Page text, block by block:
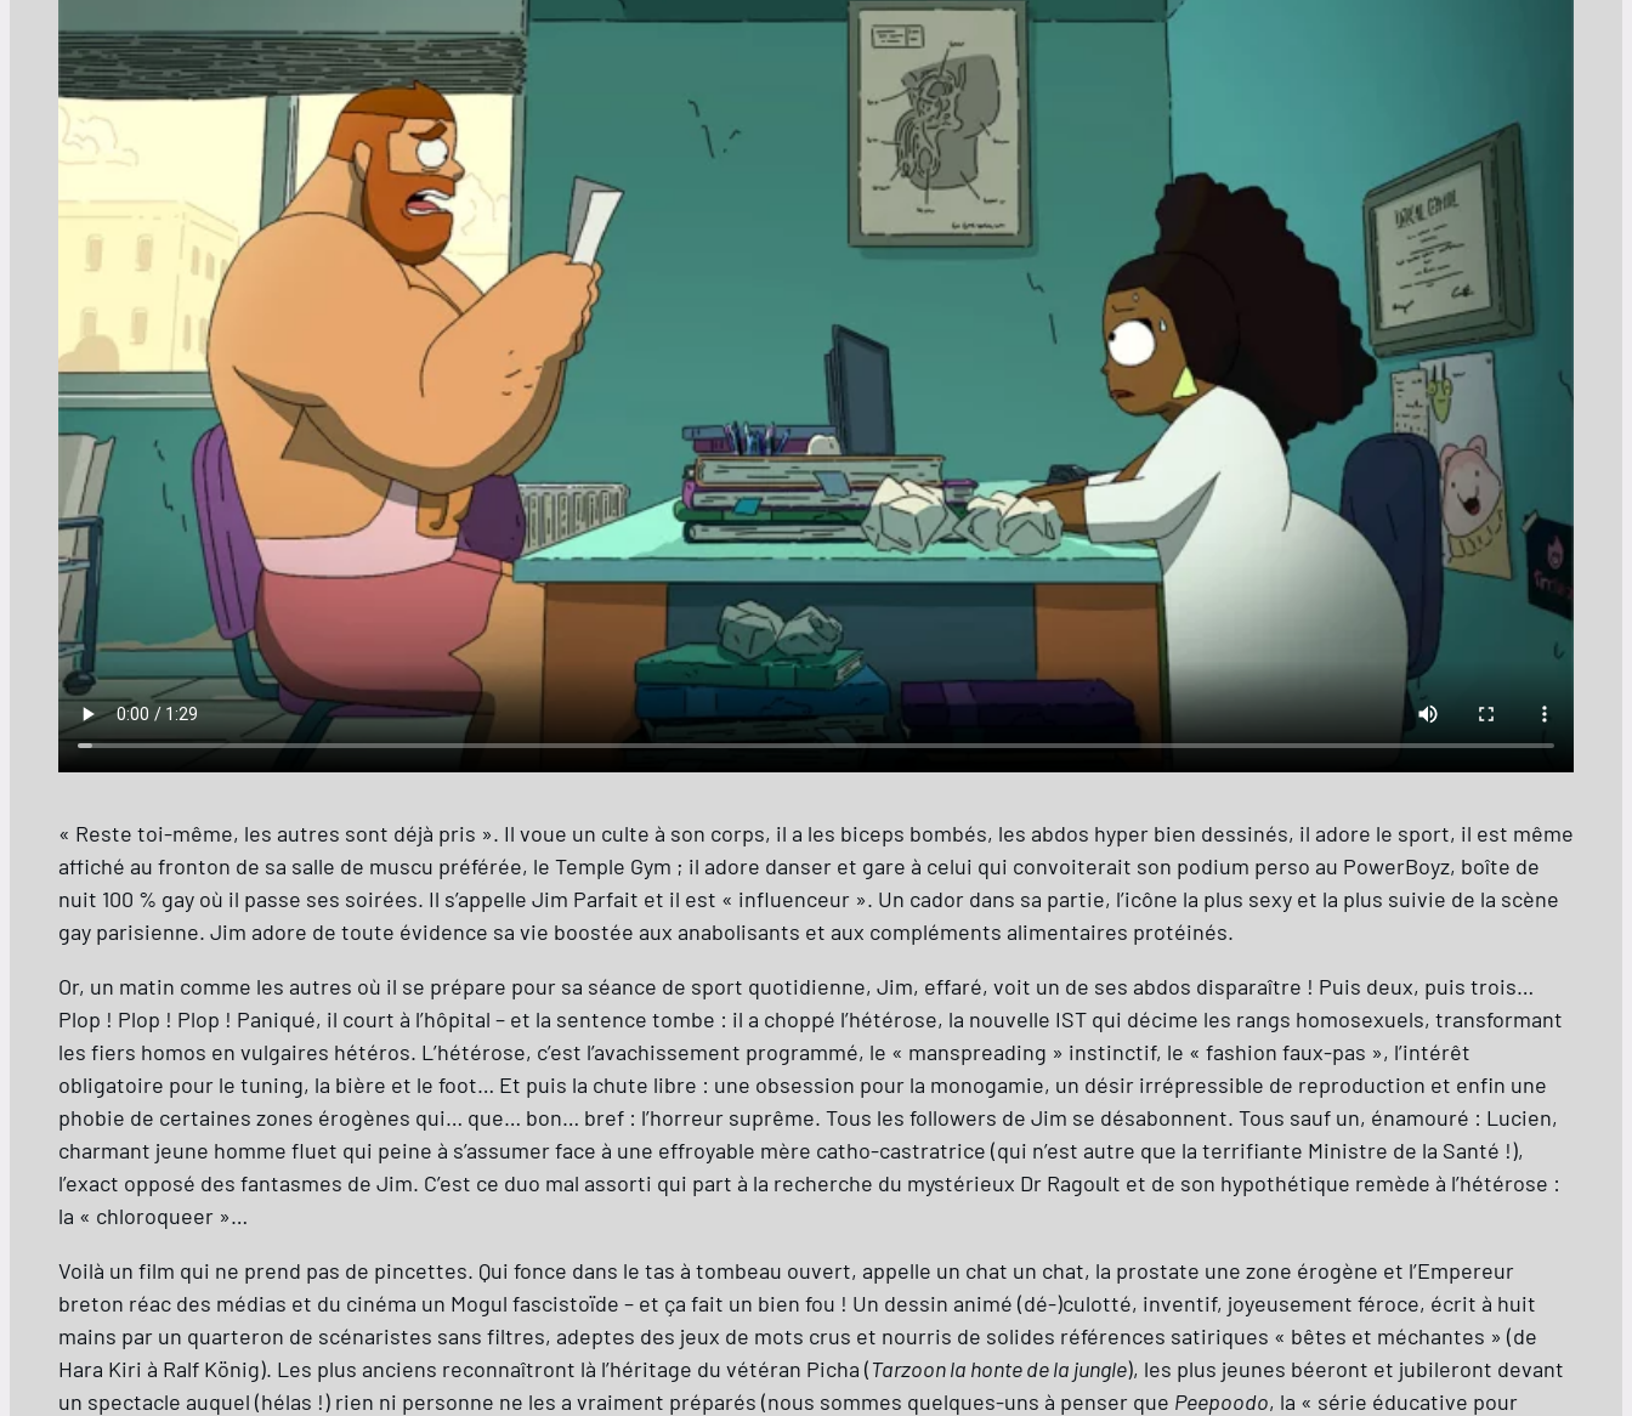
19:05 Dernière séance
« Reste toi-même, les autres sont déjà pris ». Il voue un culte à son corps, il a les biceps bombés, les abdos hyper bien dessinés, il adore le sport, il est même
affiché au fronton de sa salle de muscu préférée, le Temple Gym ; il adore danser et gare à celui qui convoiterait son podium perso au PowerBoyz, boîte de
nuit 100 % gay où il passe ses soirées. Il s’appelle Jim Parfait et il est « influenceur ». Un cador dans sa partie, l’icône la plus sexy et la plus suivie de la scène
gay parisienne. Jim adore de toute évidence sa vie boostée aux anabolisants et aux compléments alimentaires protéinés.
Or, un matin comme les autres où il se prépare pour sa séance de sport quotidienne, Jim, effaré, voit un de ses abdos disparaître ! Puis deux, puis trois…
Plop ! Plop ! Plop ! Paniqué, il court à l’hôpital – et la sentence tombe : il a choppé l’hétérose, la nouvelle IST qui décime les rangs homosexuels, transformant
les fiers homos en vulgaires hétéros. L’hétérose, c’est l’avachissement programmé, le « manspreading » instinctif, le « fashion faux-pas », l’intérêt
obligatoire pour le tuning, la bière et le foot… Et puis la chute libre : une obsession pour la monogamie, un désir irrépressible de reproduction et enfin une
phobie de certaines zones érogènes qui… que… bon… bref : l’horreur suprême. Tous les followers de Jim se désabonnent. Tous sauf un, énamouré : Lucien,
charmant jeune homme fluet qui peine à s’assumer face à une effroyable mère catho-castratrice (qui n’est autre que la terrifiante Ministre de la Santé !),
l’exact opposé des fantasmes de Jim. C’est ce duo mal assorti qui part à la recherche du mystérieux Dr Ragoult et de son hypothétique remède à l’hétérose :
la « chloroqueer »…
Voilà un film qui ne prend pas de pincettes. Qui fonce dans le tas à tombeau ouvert, appelle un chat un chat, la prostate une zone érogène et l’Empereur
breton réac des médias et du cinéma un Mogul fascistoïde – et ça fait un bien fou ! Un dessin animé (dé-)culotté, inventif, joyeusement féroce, écrit à huit
mains par un quarteron de scénaristes sans filtres, adeptes des jeux de mots crus et nourris de solides références satiriques « bêtes et méchantes » (de
Hara Kiri à Ralf König). Les plus anciens reconnaîtront là l’héritage du vétéran Picha (Tarzoon la honte de la jungle), les plus jeunes béeront et jubileront devant
un spectacle auquel (hélas !) rien ni personne ne les a vraiment préparés (nous sommes quelques-uns à penser que Peepoodo, la « série éducative pour